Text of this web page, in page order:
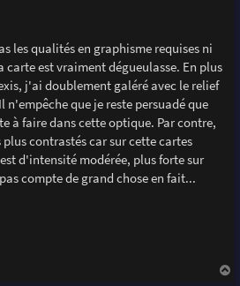
les qualités en graphisme requises ni
carte est vraiment dégueulasse. En plus
j'ai doublement galéré avec le relief
que je reste persuadé que
à faire dans cette optique. Par contre,
contrastés car sur cette cartes
d'intensité modérée, plus forte sur
compte de grand chose en fait...